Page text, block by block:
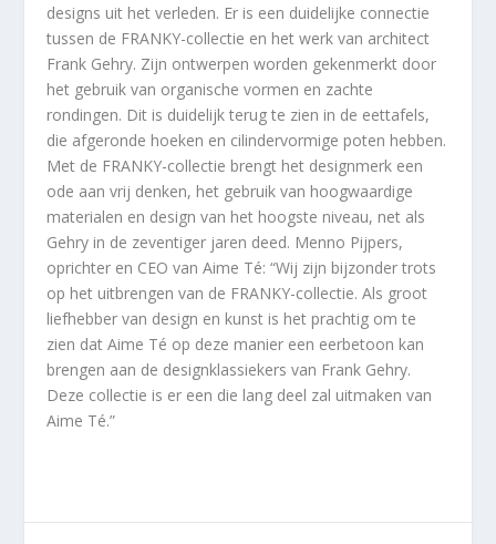
designs uit het verleden. Er is een duidelijke connectie
tussen de FRANKY-collectie en het werk van architect
Frank Gehry. Zijn ontwerpen worden gekenmerkt door
het gebruik van organische vormen en zachte
rondingen. Dit is duidelijk terug te zien in de eettafels,
die afgeronde hoeken en cilindervormige poten hebben.
Met de FRANKY-collectie brengt het designmerk een
ode aan vrij denken, het gebruik van hoogwaardige
materialen en design van het hoogste niveau, net als
Gehry in de zeventiger jaren deed. Menno Pijpers,
oprichter en CEO van Aime Té: “Wij zijn bijzonder trots
op het uitbrengen van de FRANKY-collectie. Als groot
liefhebber van design en kunst is het prachtig om te
zien dat Aime Té op deze manier een eerbetoon kan
brengen aan de designklassiekers van Frank Gehry.
Deze collectie is er een die lang deel zal uitmaken van
Aime Té.”